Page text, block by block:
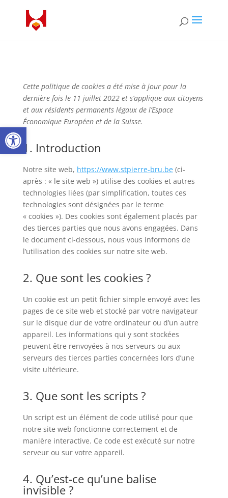
Ouvrir la barre d’outils
Cette politique de cookies a été mise à jour pour la
dernière fois le 11 juillet 2022 et s’applique aux citoyens
et aux résidents permanents légaux de l’Espace
Économique Européen et de la Suisse.
1. Introduction
Notre site web, https://www.stpierre-bru.be(ci-
après : « le site web ») utilise des cookies et autres
technologies liées (par simplification, toutes ces
technologies sont désignées par le terme
« cookies »). Des cookies sont également placés par
des tierces parties que nous avons engagées. Dans
le document ci-dessous, nous vous informons de
l’utilisation des cookies sur notre site web.
2. Que sont les cookies ?
Un cookie est un petit fichier simple envoyé avec les
pages de ce site web et stocké par votre navigateur
sur le disque dur de votre ordinateur ou d’un autre
appareil. Les informations qui y sont stockées
peuvent être renvoyées à nos serveurs ou aux
serveurs des tierces parties concernées lors d’une
visite ultérieure.
3. Que sont les scripts ?
Un script est un élément de code utilisé pour que
notre site web fonctionne correctement et de
manière interactive. Ce code est exécuté sur notre
serveur ou sur votre appareil.
4. Qu’est-ce qu’une balise
invisible ?